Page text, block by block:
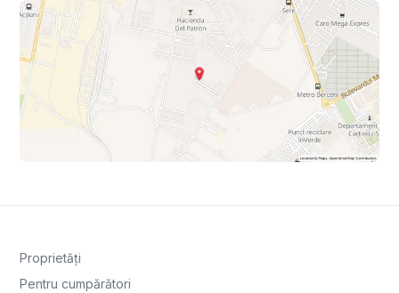
Proprietăți
Pentru cumpărători